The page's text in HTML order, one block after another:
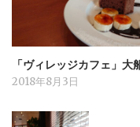
「ヴィレッジカフェ」
2018年8月3日